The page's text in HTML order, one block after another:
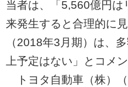
当者は、「5,560億円は
来発生すると合理的に
（2018年3月期）は、
上予定はない」とコメン
トヨタ自動車（株）